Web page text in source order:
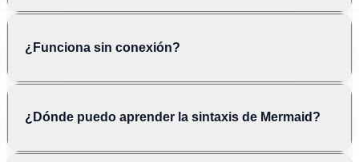
¿Funciona sin conexión?
¿Dónde puedo aprender la sintaxis de Mermaid?